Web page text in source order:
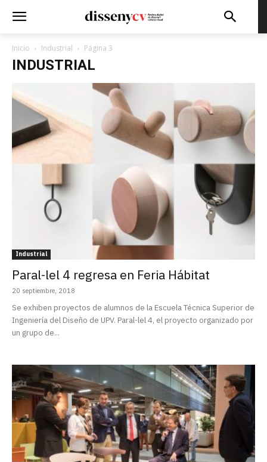
Inicio Industrial Página 3
INDUSTRIAL
Industrial
Paral-lel 4 regresa en Feria Hábitat
20 septiembre, 2018
Se exhiben proyectos de alumnos de la Escuela Técnica Superior de
Ingeniería del Diseño de UPV. Paral-lel 4, el proyecto organizado por
un grupo de...